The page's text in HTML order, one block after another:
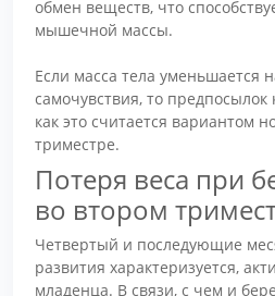
обмен веществ, что
мышечной массы.
Если масса тела уменьшается
самочувствия, то предпосылок
как это считается вариантом
триместре.
Потеря веса при
во втором
Четвертый и последующие
развития характеризуется,
младенца. В связи, с чем и